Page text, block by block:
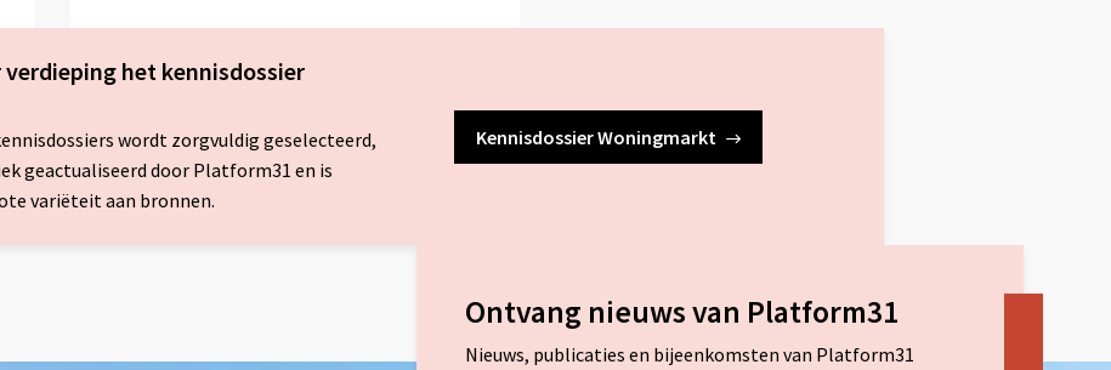
verdieping het kennisdossier
wordt zorgvuldig geselecteerd,
geactualiseerd door Platform31 en is
variëteit aan bronnen.
Kennisdossier Woningmarkt
Ontvang nieuws van Platform31
Nieuws, publicaties en bijeenkomsten van Platform31